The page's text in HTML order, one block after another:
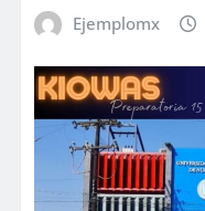
Ejemplomx